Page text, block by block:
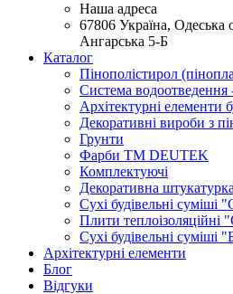
Наша адреса
67806 Україна, Одеська
Ангарська 5-Б
Каталог
Пінополістирол
Система
Архітектурні елементи
Декоративні вироби з
Грунти
Фарби ТМ DEUTEK
Комплектуючі
Декоративна
Сухі будівельні
Плити
Сухі будівельні
Архітектурні елементи
Блог
Відгуки